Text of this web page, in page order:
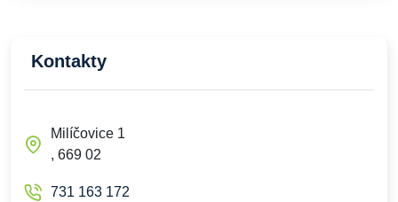
Kontakty
Milíčovice 1
, 669 02
731 163 172